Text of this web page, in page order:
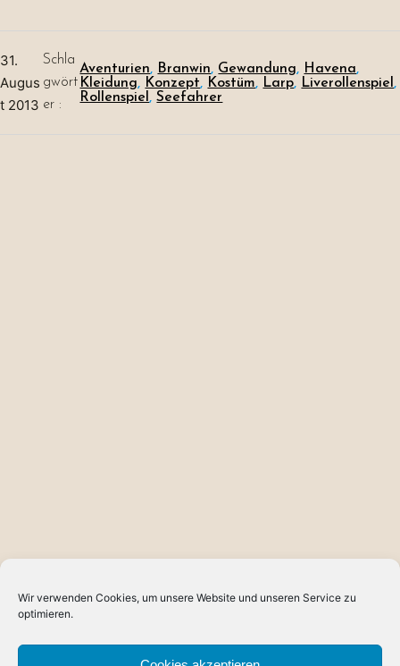
Wir verwenden Cookies, um unsere Website und unseren Service zu
optimieren.
31.
Augus
t 2013
Schla
gwört
er :
Aventurien, Branwin, Gewandung, Havena
Kleidung, Konzept, Kostüm, Larp, Liverollenspiel
Rollenspiel , Seefahrer